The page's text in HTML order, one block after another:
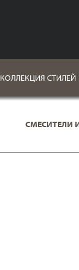
КОЛЛЕКЦИЯ СТИЛЕЙ
СМЕСИТЕЛИ